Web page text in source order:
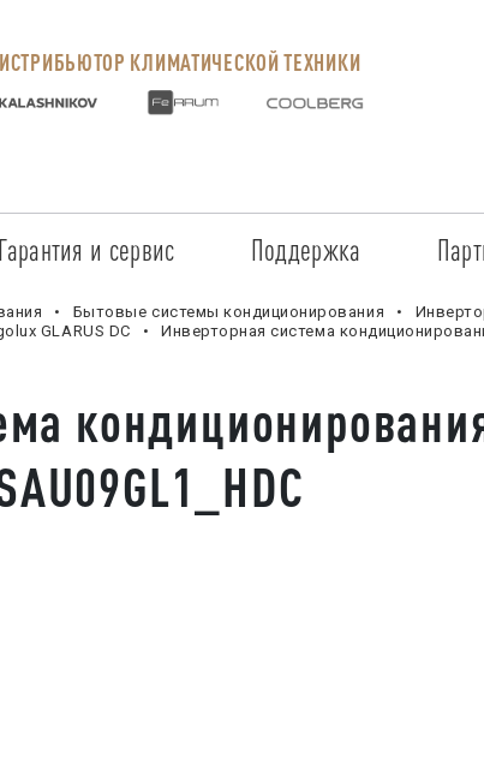
КЛИМАТИЧЕСКОЙ ТЕХНИКИ
Гарантия и сервис
Сервисные центры
Прайс-лист на услуги
Заказ запчастей
Поддержка
Регистрация объекта
Документация
ПО для Energolux
Бытовые системы кондиционирования
GLARUS DC
Инверторная система